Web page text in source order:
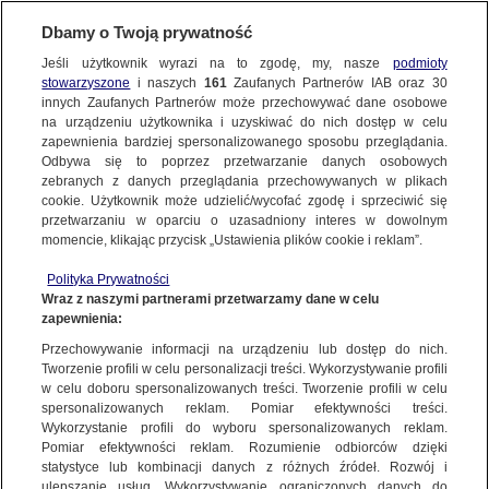
FAKTY | FAKTY PO POŁUDNIU
Kraków: 200 par ma szansę skorzystać z programu in vitro
NAJNOWSZE
ZOBACZ FAKTY
FAKTY PO FAKTACH
FAKTY O ŚWIECIE
WIĘCEJ
KANAŁY
Dzień dobry!
Jedno konto do wszystkich usług
Dbamy o Twoją prywatność
Jeśli użytkownik wyrazi na to zgodę, my, nasze podmioty
stowarzyszone i naszych 161Zaufanych Partnerów IAB oraz 30
innych Zaufanych Partnerów może przechowywać dane osobowe
na urządzeniu użytkownika i uzyskiwać do nich dostęp w celu
zapewnienia bardziej spersonalizowanego sposobu przeglądania.
Odbywa się to poprzez przetwarzanie danych osobowych
zebranych z danych przeglądania przechowywanych w plikach
cookie. Użytkownik może udzielić/wycofać zgodę i sprzeciwić się
przetwarzaniu w oparciu o uzasadniony interes w dowolnym
momencie, klikając przycisk „Ustawienia plików cookie i reklam”.
Polityka Prywatności
Wraz z naszymi partnerami przetwarzamy dane w celu
zapewnienia:
Przechowywanie informacji na urządzeniu lub dostęp do nich.
Tworzenie profili w celu personalizacji treści. Wykorzystywanie profili
w celu doboru spersonalizowanych treści. Tworzenie profili w celu
spersonalizowanych reklam. Pomiar efektywności treści.
Wykorzystanie profili do wyboru spersonalizowanych reklam.
Pomiar efektywności reklam. Rozumienie odbiorców dzięki
statystyce lub kombinacji danych z różnych źródeł. Rozwój i